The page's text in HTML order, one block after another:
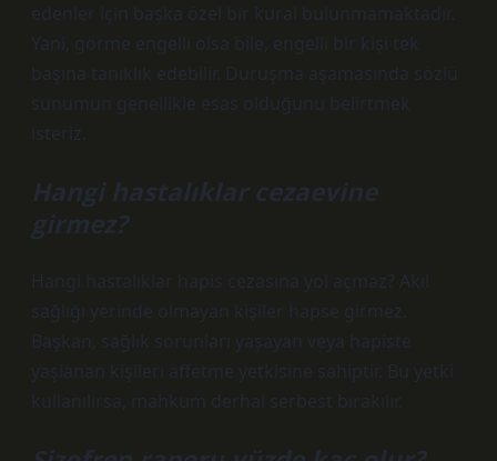
edenler için başka özel bir kural bulunmamaktadır.
Yani, görme engelli olsa bile, engelli bir kişi tek
başına tanıklık edebilir. Duruşma aşamasında sözlü
sunumun genellikle esas olduğunu belirtmek
isteriz.
Hangi hastalıklar cezaevine
girmez?
Hangi hastalıklar hapis cezasına yol açmaz? Akıl
sağlığı yerinde olmayan kişiler hapse girmez.
Başkan, sağlık sorunları yaşayan veya hapiste
yaşlanan kişileri affetme yetkisine sahiptir. Bu yetki
kullanılırsa, mahkum derhal serbest bırakılır.